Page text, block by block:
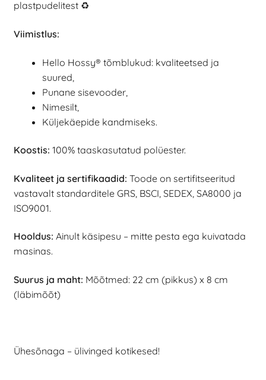
plastpudelitest ♻️
Viimistlus:
Hello Hossy® tõmblukud: kvaliteetsed ja
suured,
Punane sisevooder,
Nimesilt,
Küljekäepide kandmiseks.
Koostis: 100% taaskasutatud polüester.
Kvaliteet ja sertifikaadid: Toode on sertifitseeritud
vastavalt standarditele GRS, BSCI, SEDEX, SA8000 ja
ISO9001.
Hooldus: Ainult käsipesu – mitte pesta ega kuivatada
masinas.
Suurus ja maht: Mõõtmed: 22 cm (pikkus) x 8 cm
(läbimõõt)
Ühesõnaga – ülivinged kotikesed!